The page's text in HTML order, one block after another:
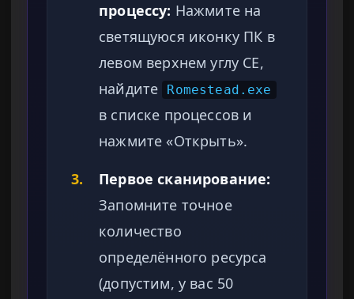
процессу: Нажмите на
светящуюся иконку ПК в
левом верхнем углу CE,
найдите
Romestead.exe
в списке процессов и
нажмите «Открыть».
3.
Первое сканирование:
Запомните точное
количество
определённого ресурса
(допустим, у вас 50